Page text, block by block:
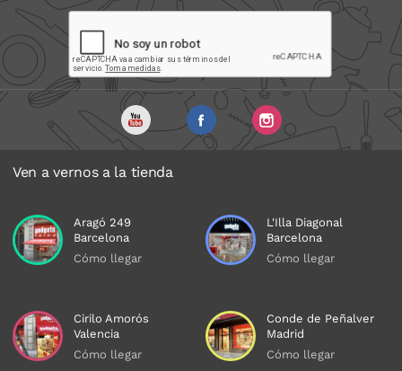
Ven a vernos a la tienda
Aragó 249
Barcelona
Cómo llegar
L'Illa Diagonal
Barcelona
Cómo llegar
Cirilo Amorós
Valencia
Cómo llegar
Conde de Peñalver
Madrid
Cómo llegar